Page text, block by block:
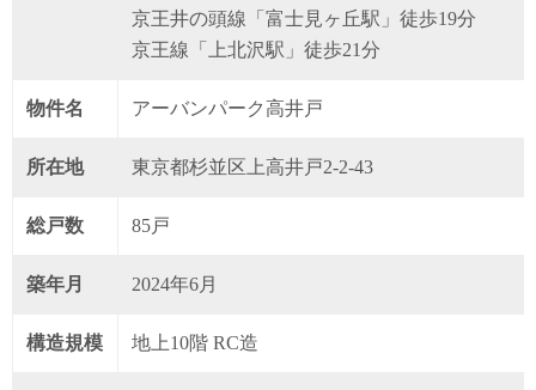
京王井の頭線「富士見ヶ丘駅」徒歩19分
京王線「上北沢駅」徒歩21分
物件名 アーバンパーク高井戸
所在地 東京都杉並区上高井戸2-2-43
総戸数 85戸
築年月 2024年6月
構造規模 地上10階 RC造